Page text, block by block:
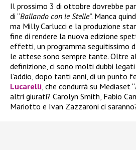
Il prossimo 3 di ottobre dovrebbe
di “Ballando con le Stelle”. Manca
ma Milly Carlucci e la produzione
fine di rendere la nuova edizione
effetti, un programma seguitissimo
le attese sono sempre tante. Oltre
definizione, ci sono molti dubbi
l’addio, dopo tanti anni, di un punto
Lucarelli , che condurrà su Mediaset “
altri giurati? Carolyn Smith, Fabio
Mariotto e Ivan Zazzaroni ci